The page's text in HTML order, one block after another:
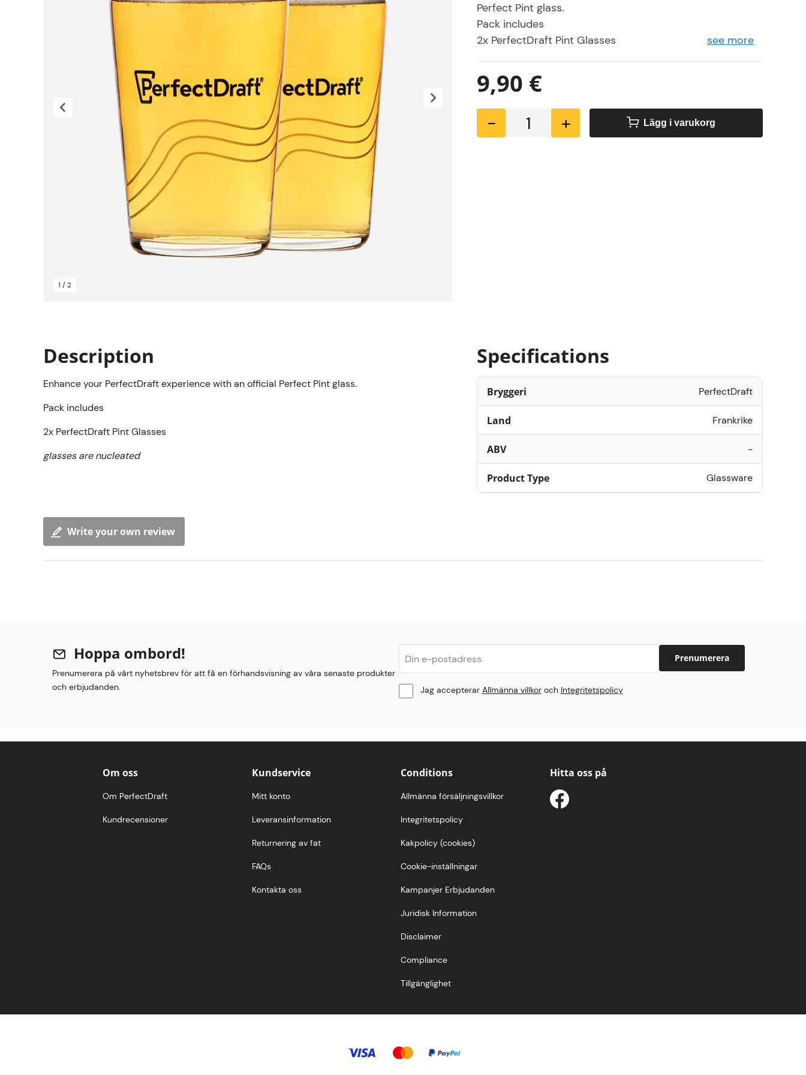
1 / 2
Perfect Pint glass.
Pack includes
2x PerfectDraft Pint Glasses
see more
9,90 €
- + Lägg i varukorg
Description
Enhance your PerfectDraft experience with an official Perfect Pint glass.
Pack includes
2x PerfectDraft Pint Glasses
glasses are nucleated
Specifications
Bryggeri PerfectDraft
Land Frankrike
ABV -
Product Type Glassware
Write your own review
Hoppa ombord!
Prenumerera på vårt nyhetsbrev för att få en förhandsvisning av våra senaste produkter
och erbjudanden.
Prenumerera
Jag accepterar Allmänna villkoroch Integritetspolicy
Om oss
Om PerfectDraft
Kundrecensioner
Kundservice
Mitt konto
Leveransinformation
Returnering av fat
FAQs
Kontakta oss
Conditions
Allmänna försäljningsvillkor
Integritetspolicy
Kakpolicy (cookies)
Cookie-inställningar
Kampanjer Erbjudanden
Juridisk Information
Disclaimer
Compliance
Tillgänglighet
Hitta oss på